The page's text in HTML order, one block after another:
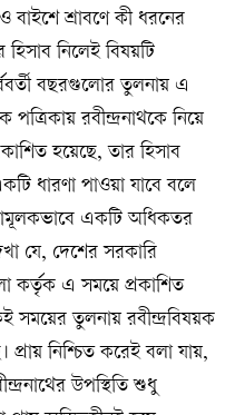
শ্রাবণে কী ধরনের
নিলেই বিষয়টি
বছরগুলোর তুলনায় এ
রবীন্দ্রনাথকে নিয়ে
হয়েছে, তার হিসাব
ধারণা পাওয়া যাবে বলে
একটি অধিকতর
যে, দেশের সরকারি
কর্তৃক এ সময়ে প্রকাশিত
সময়ের তুলনায় রবীন্দ্রবিষয়ক
প্রায় নিশ্চিত করেই বলা যায়,
উপস্থিতি শুধু